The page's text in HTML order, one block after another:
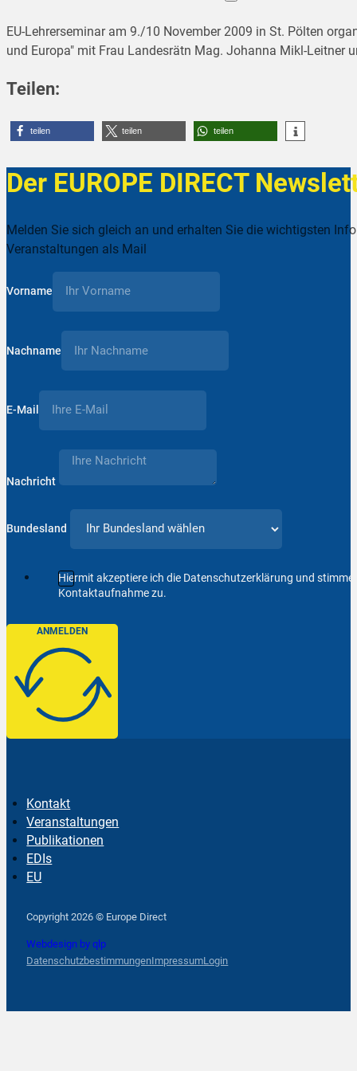
EU-Lehrerseminar am 9./10 November 2009 in St. Pölten
und Europa" mit Frau Landesrätn Mag. Johanna Mikl-Leitner
Teilen:
teilen teilen teilen
Der EUROPE DIRECT
Melden Sie sich gleich an und erhalten Sie die wichtigsten
Veranstaltungen als Mail
Vorname
Nachname
E-Mail
Nachricht
Bundesland
Hiermit akzeptiere ich die Datenschutzerklärung und
Kontaktaufnahme zu.
ANMELDEN
Kontakt
Veranstaltungen
Publikationen
EDIs
EU
Copyright 2026 © Europe Direct
Webdesign by qlp
DatenschutzbestimmungenImpressumLogin